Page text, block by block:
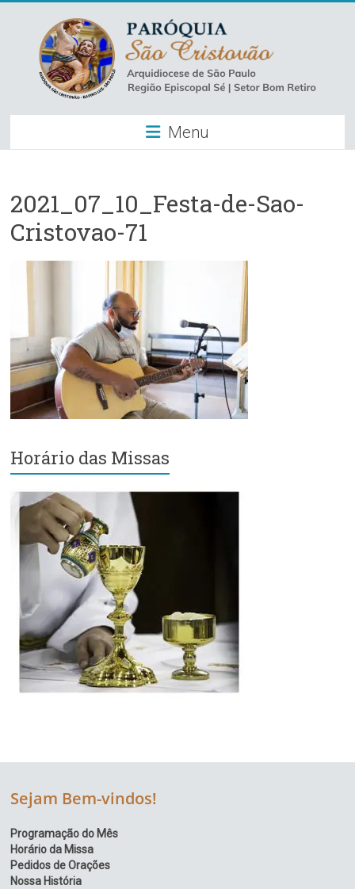
content
Paróquia
São
–
Luz
–
Região
Episcopal
–
Bom
Retiro
Menu
2021_07_10_Festa-de-Sao-
Cristovao-71
Horário das Missas
Sejam Bem-vindos!
Programação do Mês
Horário da Missa
Pedidos de Orações
Nossa História